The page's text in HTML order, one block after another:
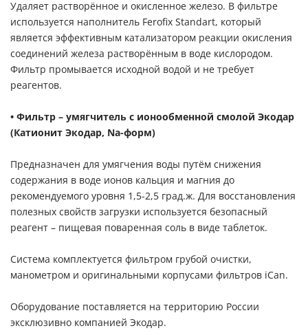
Удаляет растворённое и окисленное железо. В фильтре
используется наполнитель Ferofix Standart, который
является эффективным катализатором реакции окисления
соединений железа растворённым в воде кислородом.
Фильтр промывается исходной водой и не требует
реагентов.
• Фильтр – умягчитель с ионообменной смолой Экодар
(Катионит Экодар, Na-форм)
Предназначен для умягчения воды путём снижения
содержания в воде ионов кальция и магния до
рекомендуемого уровня 1,5-2,5 град.ж. Для восстановления
полезных свойств загрузки используется безопасный
реагент – пищевая поваренная соль в виде таблеток.
Система комплектуется фильтром грубой очистки,
манометром и оригинальными корпусами фильтров iCan.
Оборудование поставляется на территорию России
эксклюзивно компанией Экодар.